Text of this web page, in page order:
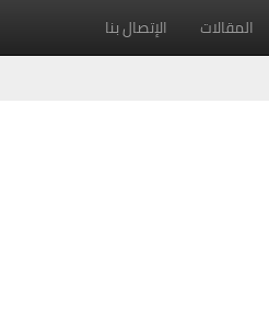
المقالات الإتصال بنا